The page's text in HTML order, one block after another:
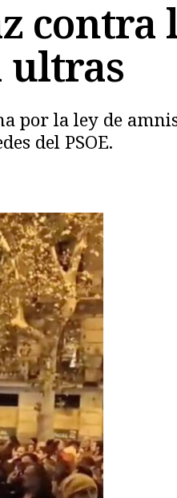
contra
ultras
por la ley de
del PSOE.